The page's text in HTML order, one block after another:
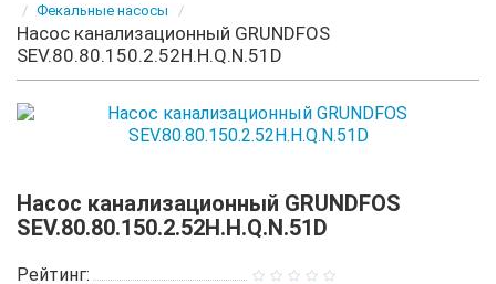
Фекальные насосы
Насос канализационный GRUNDFOS
SEV.80.80.150.2.52H.H.Q.N.51D
Насос канализационный GRUNDFOS
SEV.80.80.150.2.52H.H.Q.N.51D
Рейтинг: